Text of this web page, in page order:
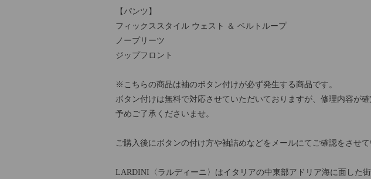
【パンツ】
フィックススタイル ウェスト ＆ ベルトループ
ノープリーツ
ジップフロント
※こちらの商品は袖のボタン付けが必ず発生する商品です。
ボタン付けは無料で対応させていただいておりますが、修理内容が
予めご了承くださいませ。
ご購入後にボタンの付け方や袖詰めなどをメールにてご確認をさせて
LARDINI〈ラルディーニ〉はイタリアの中東部アドリア海に面した